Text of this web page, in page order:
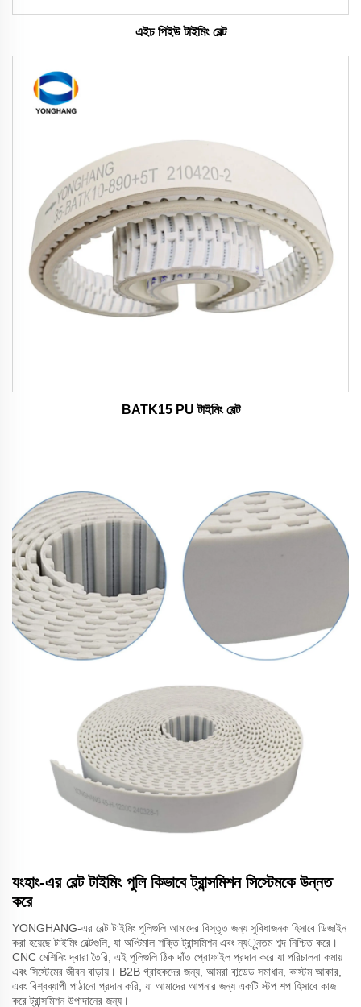
এইচ পিইউ টাইমিং বেল্ট
BATK15 PU টাইমিং বেল্ট
যংহাং-এর বেল্ট টাইমিং পুলি কিভাবে ট্রান্সমিশন সিস্টেমকে উন্নত
করে
YONGHANG-এর বেল্ট টাইমিং পুলিগুলি আমাদের বিস্তৃত জন্য সুবিধাজনক হিসাবে ডিজাইন
করা হয়েছে টাইমিং বেল্টগুলি, যা অপ্টিমাল শক্তি ট্রান্সমিশন এবং ন্যूনতম শব্দ নিশ্চিত করে।
CNC মেশিনিং দ্বারা তৈরি, এই পুলিগুলি ঠিক দাঁত প্রোফাইল প্রদান করে যা পরিচালনা কমায়
এবং সিস্টেমের জীবন বাড়ায়। B2B গ্রাহকদের জন্য, আমরা বান্ডেড সমাধান, কাস্টম আকার,
এবং বিশ্বব্যাপী পাঠানো প্রদান করি, যা আমাদের আপনার জন্য একটি স্টপ শপ হিসাবে কাজ
করে ট্রান্সমিশন উপাদানের জন্য।